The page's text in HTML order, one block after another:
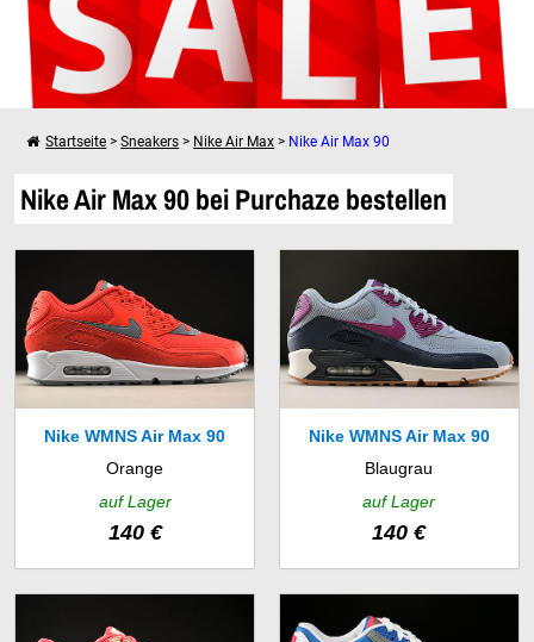
Dein Warenkorb ist leer!
Weiter einkaufen
Startseite >Sneakers > Nike Air Max > Nike Air Max 90
Nike Air Max 90 bei Purchaze bestellen
Nike WMNS Air Max 90
(325213-801)
Orange
auf Lager
140 €
Nike WMNS Air Max 90
Essential (616730-403)
Blaugrau
auf Lager
140 €